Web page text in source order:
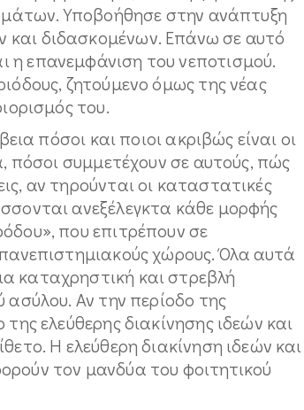
Υποβοήθησε στην ανάπτυξη
διδασκομένων. Επάνω σε αυτό
επανεμφάνιση του νεποτισμού.
ζητούμενο όμως της νέας
του.
πόσοι και ποιοι ακριβώς είναι οι
πόσοι συμμετέχουν σε αυτούς, πώς
αν τηρούνται οι καταστατικές
ανεξέλεγκτα κάθε μορφής
που επιτρέπουν σε
χώρους. Όλα αυτά
καταχρηστική και στρεβλή
ασύλου. Αν την περίοδο της
ελεύθερης διακίνησης ιδεών και
Η ελεύθερη διακίνηση ιδεών και
τον μανδύα του φοιτητικού